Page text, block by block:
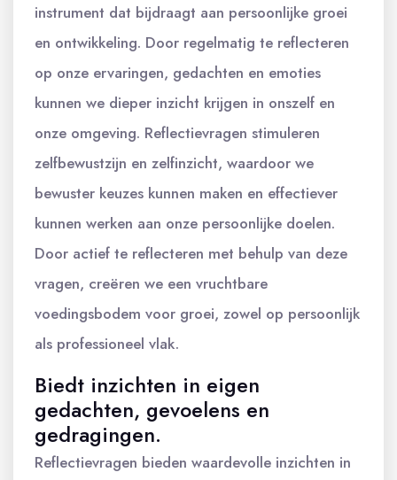
instrument dat bijdraagt aan persoonlijke groei
en ontwikkeling. Door regelmatig te reflecteren
op onze ervaringen, gedachten en emoties
kunnen we dieper inzicht krijgen in onszelf en
onze omgeving. Reflectievragen stimuleren
zelfbewustzijn en zelfinzicht, waardoor we
bewuster keuzes kunnen maken en effectiever
kunnen werken aan onze persoonlijke doelen.
Door actief te reflecteren met behulp van deze
vragen, creëren we een vruchtbare
voedingsbodem voor groei, zowel op persoonlijk
als professioneel vlak.
Biedt inzichten in eigen
gedachten, gevoelens en
gedragingen.
Reflectievragen bieden waardevolle inzichten in